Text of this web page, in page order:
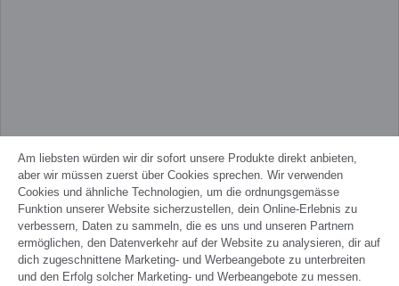
Am liebsten würden wir dir sofort unsere Produkte direkt anbieten,
aber wir müssen zuerst über Cookies sprechen. Wir verwenden
Cookies und ähnliche Technologien, um die ordnungsgemässe
Funktion unserer Website sicherzustellen, dein Online-Erlebnis zu
verbessern, Daten zu sammeln, die es uns und unseren Partnern
ermöglichen, den Datenverkehr auf der Website zu analysieren, dir auf
dich zugeschnittene Marketing- und Werbeangebote zu unterbreiten
und den Erfolg solcher Marketing- und Werbeangebote zu messen.